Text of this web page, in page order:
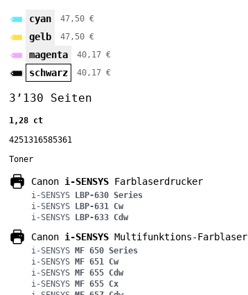
cyan 47,50 €
gelb 47,50 €
magenta 40,17 €
schwarz 40,17 €
3’130 Seiten
1,28 ct
4251316585361
Toner
Canon i-SENSYS Farblaserdrucker
i-SENSYS LBP-630 Series
i-SENSYS LBP-631 Cw
i-SENSYS LBP-633 Cdw
Canon i-SENSYS Multifunktions-Farblaser
i-SENSYS MF 650 Series
i-SENSYS MF 651 Cw
i-SENSYS MF 655 Cdw
i-SENSYS MF 655 Cx